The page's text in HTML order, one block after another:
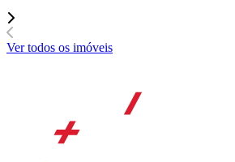
Ver todos os imóveis